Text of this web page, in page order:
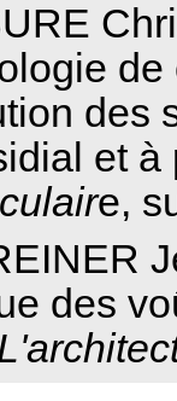
de
des
et
e,
des